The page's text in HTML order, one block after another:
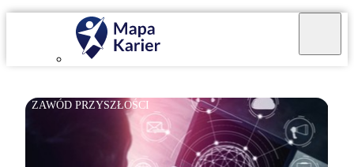
ZAWÓD PRZYSZŁOŚCI